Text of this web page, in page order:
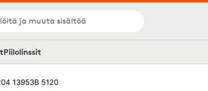
ja muuta sisältöä
Piilolinssit
13953B 5120